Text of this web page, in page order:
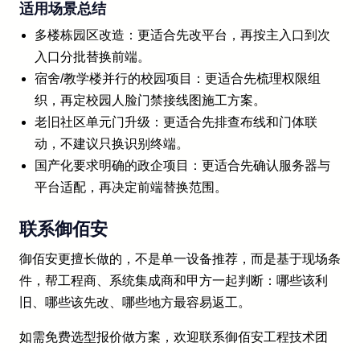
适用场景总结
多楼栋园区改造：更适合先改平台，再按主入口到次
入口分批替换前端。
宿舍/教学楼并行的校园项目：更适合先梳理权限组
织，再定校园人脸门禁接线图施工方案。
老旧社区单元门升级：更适合先排查布线和门体联
动，不建议只换识别终端。
国产化要求明确的政企项目：更适合先确认服务器与
平台适配，再决定前端替换范围。
联系御佰安
御佰安更擅长做的，不是单一设备推荐，而是基于现场条
件，帮工程商、系统集成商和甲方一起判断：哪些该利
旧、哪些该先改、哪些地方最容易返工。
如需免费选型报价做方案，欢迎联系御佰安工程技术团